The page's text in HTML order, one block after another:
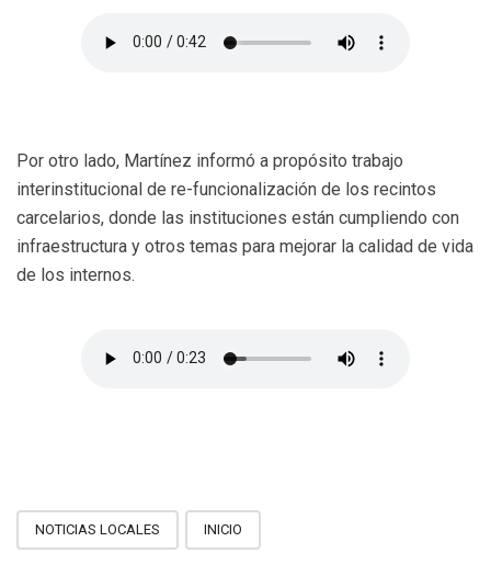
Por otro lado, Martínez informó a propósito trabajo
interinstitucional de re-funcionalización de los recintos
carcelarios, donde las instituciones están cumpliendo con
infraestructura y otros temas para mejorar la calidad de vida
de los internos.
NOTICIAS LOCALES INICIO